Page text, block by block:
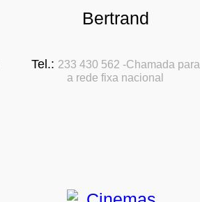
Bertrand
Tel.: 233 430 562 -Chamada para
a rede fixa nacional